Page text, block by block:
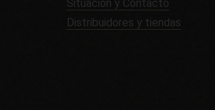
Situación y Contacto
Distribuidores y tiendas